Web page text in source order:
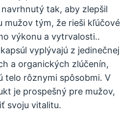
tak, aby zlepšil
mužov tým, že rieši kľúčové
výkonu a vytrvalosti..
vyplývajú z jedinečnej
a organických zlúčenín,
telo rôznymi spôsobmi. V
je prospešný pre mužov,
svoju vitalitu.